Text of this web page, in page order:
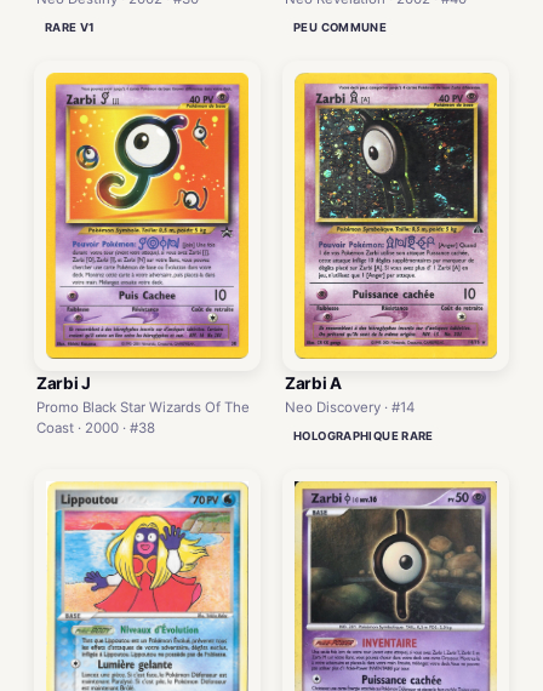
RARE V1 PEU COMMUNE
Zarbi J
Promo Black Star Wizards Of The
Coast · 2000 · #38
Zarbi A
Neo Discovery · #14
HOLOGRAPHIQUE RARE